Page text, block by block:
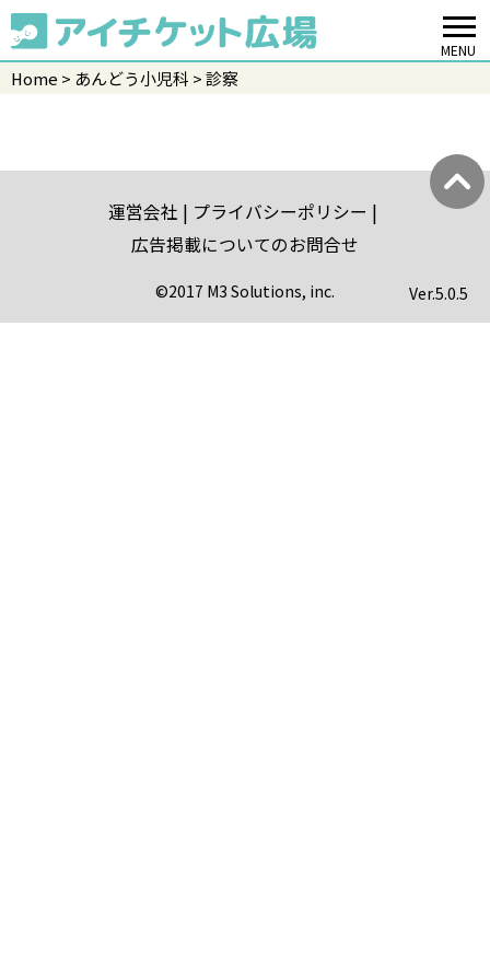
MENU
Home あんどう小児科 診察
運営会社
プライバシーポリシー
広告掲載についてのお問合せ
©2017 M3 Solutions, inc. Ver.5.0.5